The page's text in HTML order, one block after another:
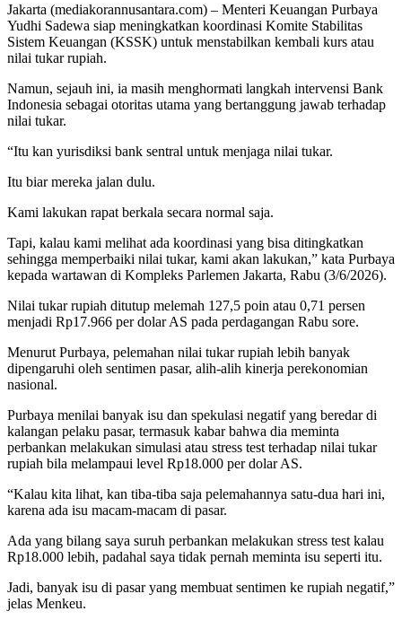
Jakarta (mediakorannusantara.com) – Menteri Keuangan Purbaya
Yudhi Sadewa siap meningkatkan koordinasi Komite Stabilitas
Sistem Keuangan (KSSK) untuk menstabilkan kembali kurs atau
nilai tukar rupiah.
Namun, sejauh ini, ia masih menghormati langkah intervensi Bank
Indonesia sebagai otoritas utama yang bertanggung jawab terhadap
nilai tukar.
“Itu kan yurisdiksi bank sentral untuk menjaga nilai tukar.
Itu biar mereka jalan dulu.
Kami lakukan rapat berkala secara normal saja.
Tapi, kalau kami melihat ada koordinasi yang bisa ditingkatkan
sehingga memperbaiki nilai tukar, kami akan lakukan,” kata Purbaya
kepada wartawan di Kompleks Parlemen Jakarta, Rabu (3/6/2026).
Nilai tukar rupiah ditutup melemah 127,5 poin atau 0,71 persen
menjadi Rp17.966 per dolar AS pada perdagangan Rabu sore.
Menurut Purbaya, pelemahan nilai tukar rupiah lebih banyak
dipengaruhi oleh sentimen pasar, alih-alih kinerja perekonomian
nasional.
Purbaya menilai banyak isu dan spekulasi negatif yang beredar di
kalangan pelaku pasar, termasuk kabar bahwa dia meminta
perbankan melakukan simulasi atau stress test terhadap nilai tukar
rupiah bila melampaui level Rp18.000 per dolar AS.
“Kalau kita lihat, kan tiba-tiba saja pelemahannya satu-dua hari ini,
karena ada isu macam-macam di pasar.
Ada yang bilang saya suruh perbankan melakukan stress test kalau
Rp18.000 lebih, padahal saya tidak pernah meminta isu seperti itu.
Jadi, banyak isu di pasar yang membuat sentimen ke rupiah negatif,”
jelas Menkeu.